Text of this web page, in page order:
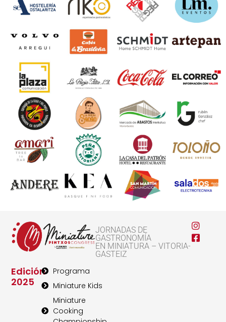
JORNADAS DE
GASTRONOMÍA
EN MINIATURA – VITORIA-
GASTEIZ
Edición
2025
Programa
Miniature Kids
Miniature
Cooking